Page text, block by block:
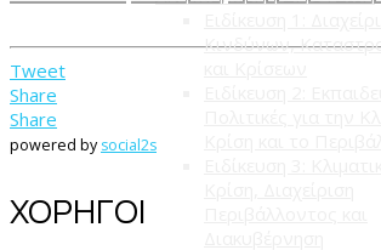
Κινδύνων,
Tweet
Share
Share
powered bysocial2s
ΧΟΡΗΓΟΙ